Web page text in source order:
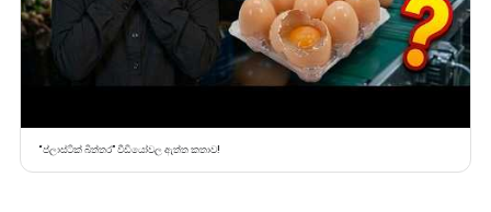
“ප්ලාස්ටික් බිත්තර” වීඩියෝවල ඇත්ත කතාව!